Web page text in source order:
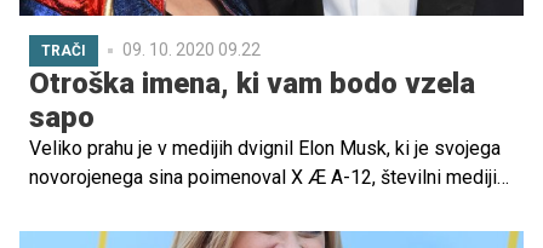
TRAČI 09. 10. 2020 09.22
Otroška imena, ki vam bodo vzela
sapo
Veliko prahu je v medijih dvignil Elon Musk, ki je svojega
novorojenega sina poimenoval X Æ A-12, številni mediji
sploh ni dovoljeno, saj ta dovoljuje le črke priznane